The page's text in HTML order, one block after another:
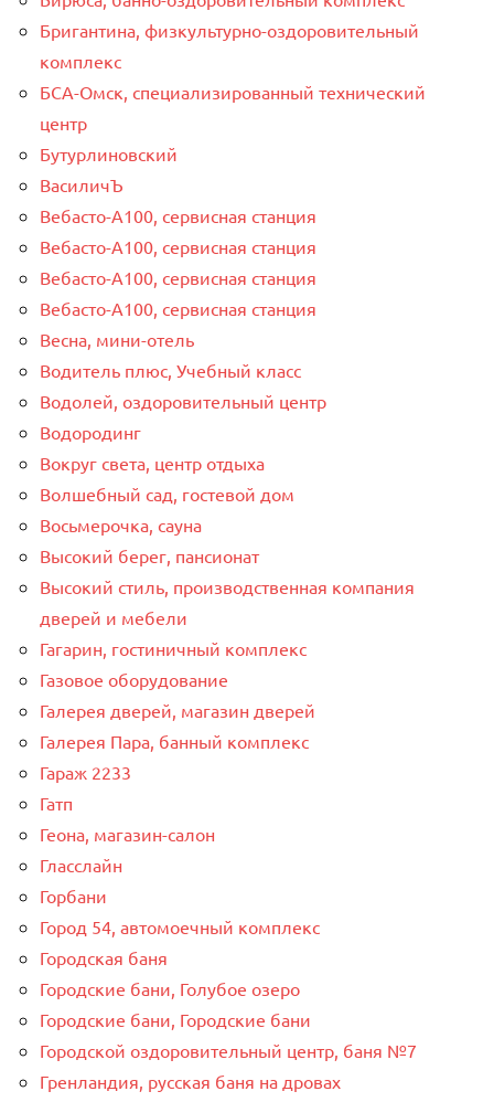
Бригантина, физкультурно-оздоровительный
комплекс
БСА-Омск, специализированный технический
центр
Бутурлиновский
ВасиличЪ
Вебасто-А100, сервисная станция
Вебасто-А100, сервисная станция
Вебасто-А100, сервисная станция
Вебасто-А100, сервисная станция
Весна, мини-отель
Водитель плюс, Учебный класс
Водолей, оздоровительный центр
Водородинг
Вокруг света, центр отдыха
Волшебный сад, гостевой дом
Восьмерочка, сауна
Высокий берег, пансионат
Высокий стиль, производственная компания
дверей и мебели
Гагарин, гостиничный комплекс
Газовое оборудование
Галерея дверей, магазин дверей
Галерея Пара, банный комплекс
Гараж 2233
Гатп
Геона, магазин-салон
Гласслайн
Горбани
Город 54, автомоечный комплекс
Городская баня
Городские бани, Голубое озеро
Городские бани, Городские бани
Городской оздоровительный центр, баня №7
Гренландия, русская баня на дровах